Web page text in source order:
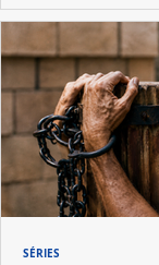
SÉRIES